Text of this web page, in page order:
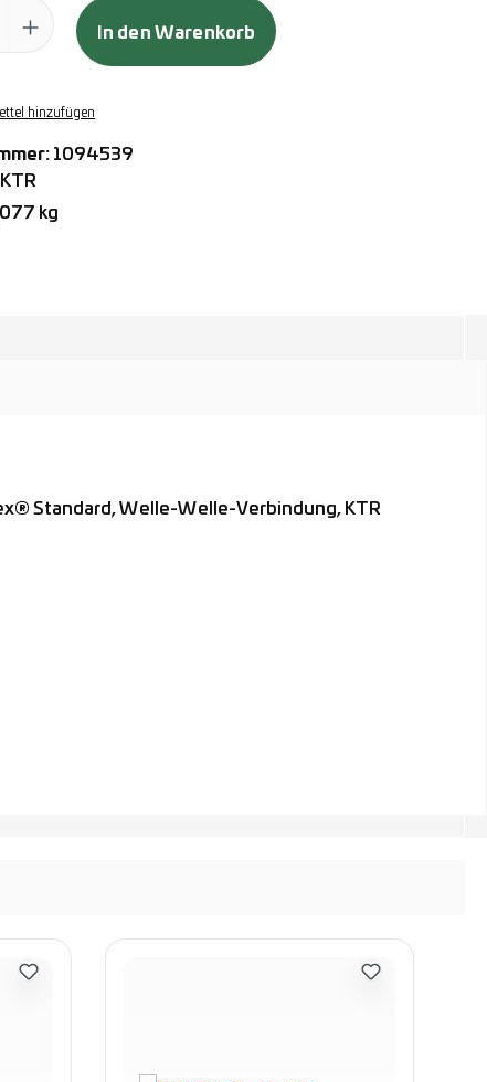
Gib den gewünschten Wert ein oder benutze die
In den Warenkorb
hinzufügen
1094539
KTR
kg
Standard, Welle-Welle-Verbindung, KTR